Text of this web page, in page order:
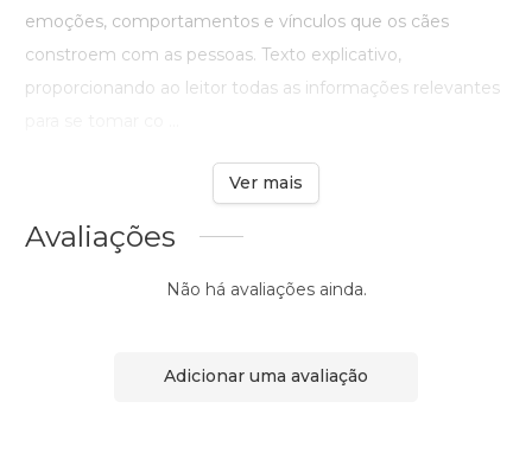
emoções, comportamentos e vínculos que os cães
constroem com as pessoas. Texto explicativo,
proporcionando ao leitor todas as informações relevantes
Ver mais
Avaliações
Não há avaliações ainda.
Adicionar uma avaliação